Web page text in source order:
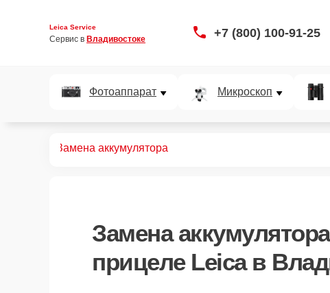
Leica Service
Сервис в Владивостоке +7 (800) 100-91-25
Фотоаппарат Микроскоп
Замена аккумулятора
Замена аккумулятора
прицеле Leica в